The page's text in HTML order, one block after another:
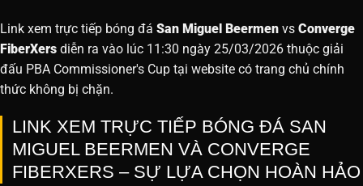
Link xem trực tiếp bóng đá San Miguel Beermen vs Converge
FiberXers diễn ra vào lúc 11:30 ngày 25/03/2026 thuộc giải
đấu PBA Commissioner's Cup tại website có trang chủ chính
thức không bị chặn.
LINK XEM TRỰC TIẾP BÓNG ĐÁ SAN
MIGUEL BEERMEN VÀ CONVERGE
FIBERXERS – SỰ LỰA CHỌN HOÀN HẢO